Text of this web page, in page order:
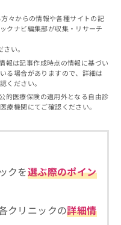
々からの情報や各種サイトの記
クナビ編集部が収集・リサーチ
い。
報は記事作成時点の情報に基づい
る場合がありますので、詳細は
ください。
的医療保険の適用外となる自由診
療機関にてご確認ください。
クを選ぶ際のポイン
クリニックの詳細情